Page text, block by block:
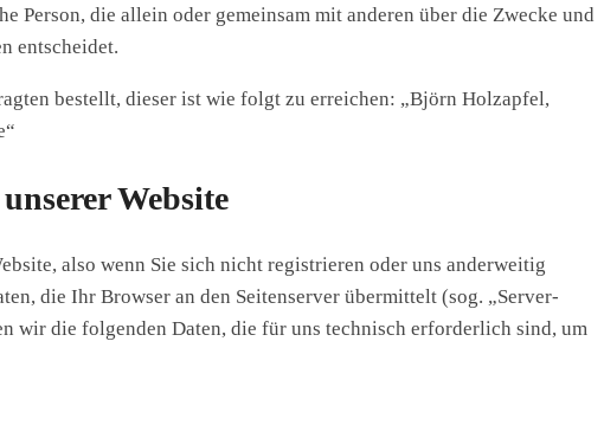
die allein oder gemeinsam mit anderen über die Zwecke und
entscheidet.
bestellt, dieser ist wie folgt zu erreichen: „Björn Holzapfel,
Website
also wenn Sie sich nicht registrieren oder uns anderweitig
die Ihr Browser an den Seitenserver übermittelt (sog. „Server-
wir die folgenden Daten, die für uns technisch erforderlich sind, um